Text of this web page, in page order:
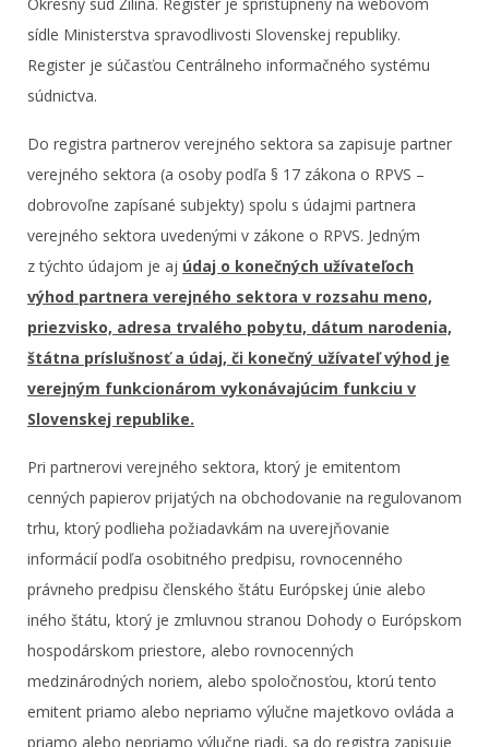
sídle Ministerstva spravodlivosti Slovenskej republiky.
Register je súčasťou Centrálneho informačného systému
súdnictva.
Do registra partnerov verejného sektora sa zapisuje partner
verejného sektora (a osoby podľa § 17 zákona o RPVS –
dobrovoľne zapísané subjekty) spolu s údajmi partnera
verejného sektora uvedenými v zákone o RPVS. Jedným
z týchto údajom je aj údaj o konečných užívateľoch
výhod partnera verejného sektora v rozsahu meno,
priezvisko, adresa trvalého pobytu, dátum narodenia,
štátna príslušnosť a údaj, či konečný užívateľ výhod je
verejným funkcionárom vykonávajúcim funkciu v
Slovenskej republike.
Pri partnerovi verejného sektora, ktorý je emitentom
cenných papierov prijatých na obchodovanie na regulovanom
trhu, ktorý podlieha požiadavkám na uverejňovanie
informácií podľa osobitného predpisu, rovnocenného
právneho predpisu členského štátu Európskej únie alebo
iného štátu, ktorý je zmluvnou stranou Dohody o Európskom
hospodárskom priestore, alebo rovnocenných
medzinárodných noriem, alebo spoločnosťou, ktorú tento
emitent priamo alebo nepriamo výlučne majetkovo ovláda a
priamo alebo nepriamo výlučne riadi, sa do registra zapisuje